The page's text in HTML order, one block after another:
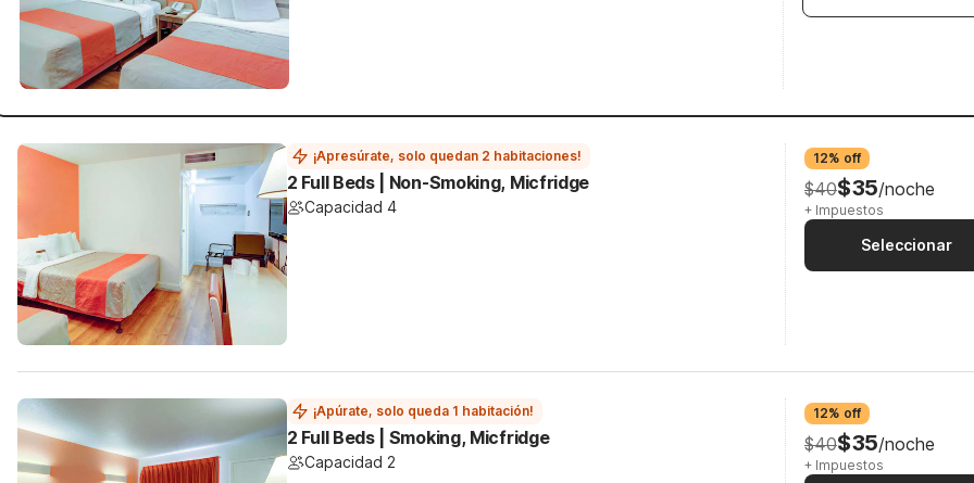
¡Apresúrate, solo quedan 2 habitaciones!
2 Full Beds | Non-Smoking, Micfridge
Capacidad 4
12% off
$40$35/noche
+ Impuestos
Seleccionar
¡Apúrate, solo queda 1 habitación!
2 Full Beds | Smoking, Micfridge
Capacidad 2
12% off
$40$35/noche
+ Impuestos